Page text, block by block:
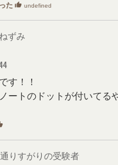
た thumb_up undefined
ずみ
す！！
ートのドットが付いてる
通りすがりの受験者